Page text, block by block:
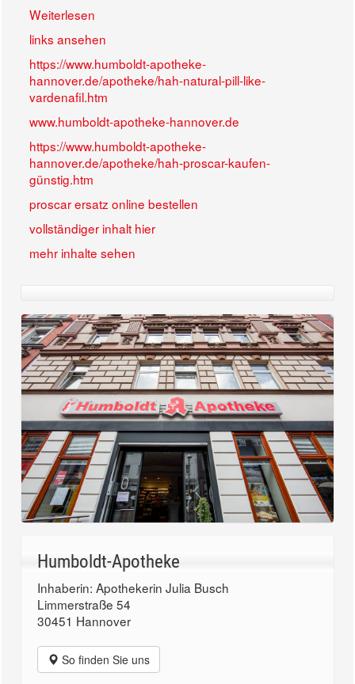
Weiterlesen
links ansehen
https://www.humboldt-apotheke-
hannover.de/apotheke/hah-natural-pill-like-
vardenafil.htm
www.humboldt-apotheke-hannover.de
https://www.humboldt-apotheke-
hannover.de/apotheke/hah-proscar-kaufen-
günstig.htm
proscar ersatz online bestellen
vollständiger inhalt hier
mehr inhalte sehen
Humboldt-Apotheke
Inhaberin: Apothekerin Julia Busch
Limmerstraße 54
30451 Hannover
So finden Sie uns